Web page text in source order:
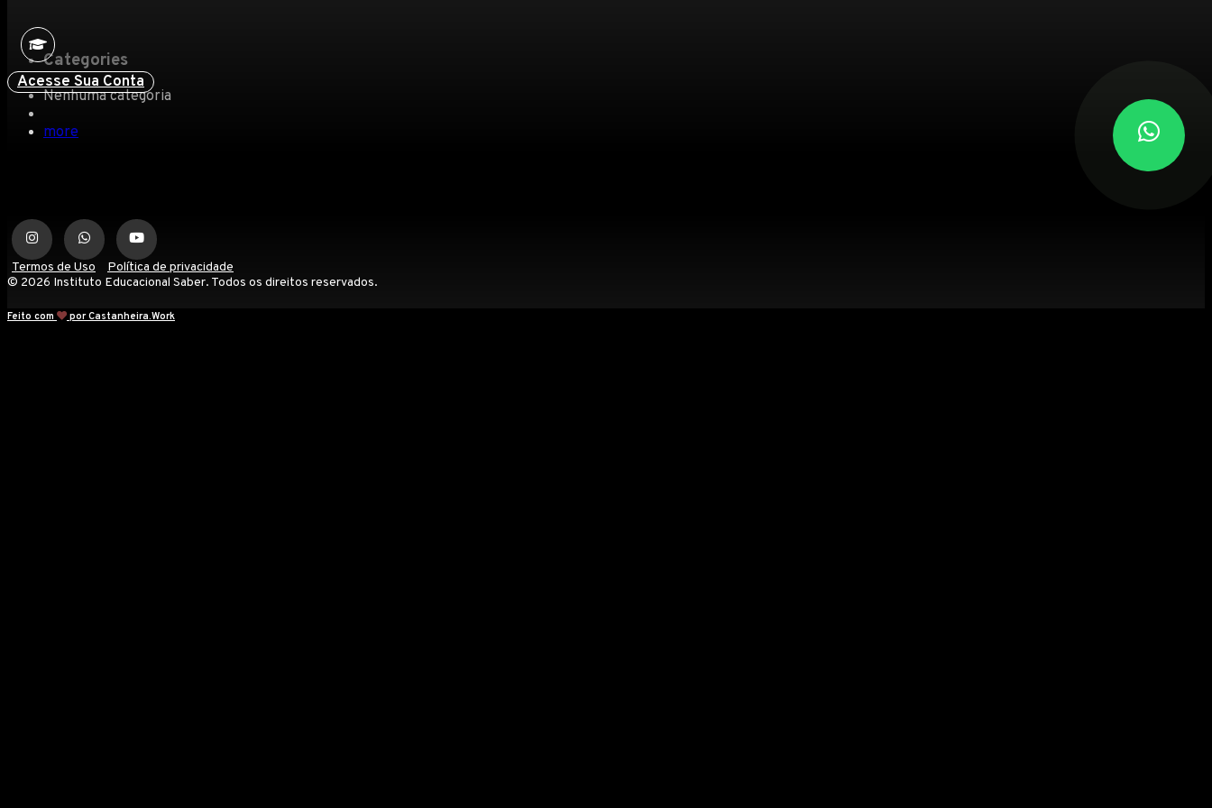
Acesse Sua Conta
Categories
Nenhuma categoria
more
Termos de Uso
Política de privacidade
© 2026 Instituto Educacional Saber. Todos os direitos reservados.
Feito com por Castanheira.Work